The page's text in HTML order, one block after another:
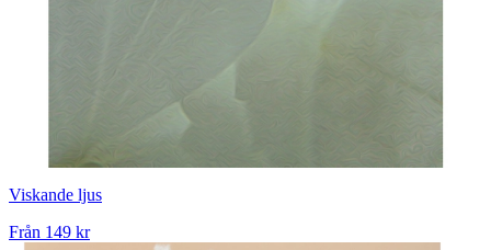
Viskande ljus
Från 149 kr